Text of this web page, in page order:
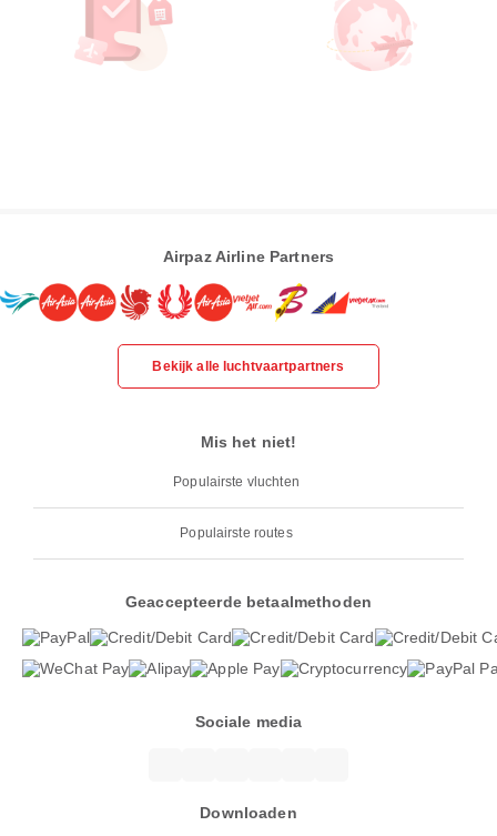
Airpaz Airline Partners
Bekijk alle luchtvaartpartners
Mis het niet!
Populairste vluchten
Populairste routes
Geaccepteerde betaalmethoden
Sociale media
Downloaden